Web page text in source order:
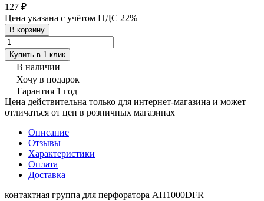
127 ₽
Цена указана с учётом НДС 22%
В корзину
Купить в 1 клик
В наличии
Хочу в подарок
Гарантия 1 год
Цена действительна только для интернет-магазина и может
отличаться от цен в розничных магазинах
Описание
Отзывы
Характеристики
Оплата
Доставка
контактная группа для перфоратора AH1000DFR